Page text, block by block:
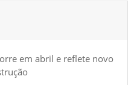
em abril e reflete novo